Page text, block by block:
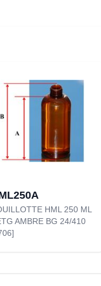
HML 250 ML
AMBRE BG 24/410